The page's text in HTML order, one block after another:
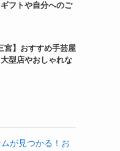
フトや自分へのご
宮】おすすめ手芸屋
型店やおしゃれな
が見つかる！お